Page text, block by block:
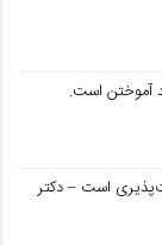
آموختن است.
است – دکتر